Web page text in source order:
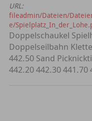
URL:
fileadmin/Dateien/
e/
Doppelschaukel
Doppelseilbahn
442.50 Sand
442.20 442.30